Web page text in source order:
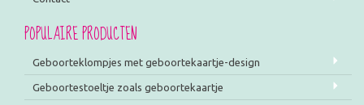
POPULAIRE PRODUCTEN
Geboorteklompjes met geboortekaartje-design
Geboortestoeltje zoals geboortekaartje